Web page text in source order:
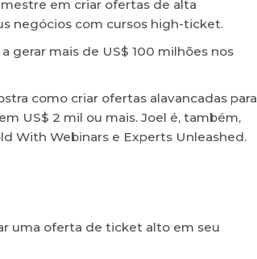
em criar ofertas de alta
negócios com cursos high-ticket.
gerar mais de US$ 100 milhões nos
como criar ofertas alavancadas para
US$ 2 mil ou mais. Joel é, também,
With Webinars e Experts Unleashed.
uma oferta de ticket alto em seu